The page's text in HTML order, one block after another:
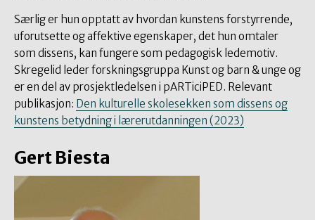
Særlig er hun opptatt av hvordan kunstens forstyrrende,
uforutsette og affektive egenskaper, det hun omtaler
som dissens, kan fungere som pedagogisk ledemotiv.
Skregelid leder forskningsgruppa Kunst og barn & unge og
er en del av prosjektledelsen i pARTiciPED. Relevant
publikasjon: Den kulturelle skolesekken som dissens og
kunstens betydning i lærerutdanningen (2023)
Gert Biesta